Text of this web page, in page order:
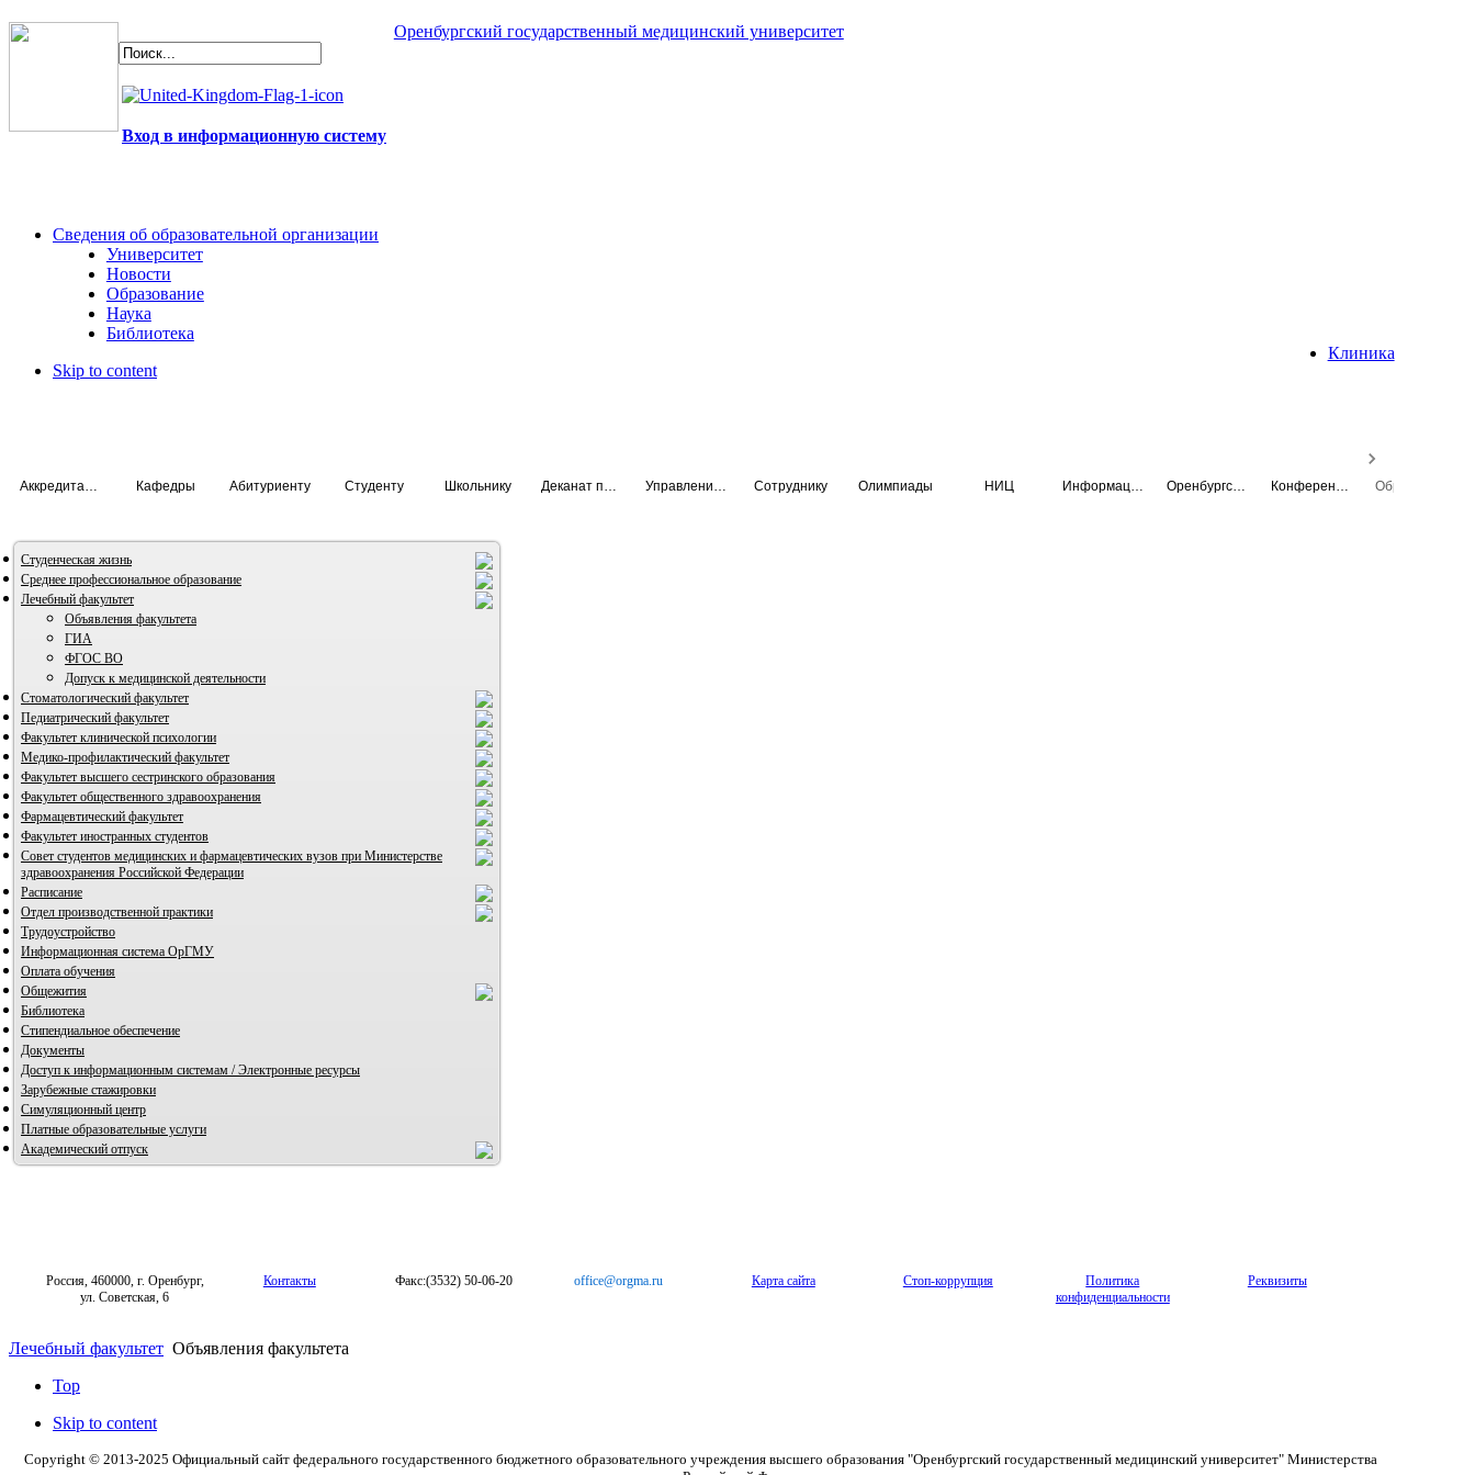
Оренбургский государственный медицинский университет
Вход в информационную систему
Сведения об образовательной организации
Университет
Новости
Образование
Наука
Библиотека
Клиника
Skip to content
Кафедры Абитуриенту Студенту Школьнику Сотруднику Олимпиады НИЦ
Студенческая жизнь
ВИА "Полигон"
Среднее профессиональное образование
Лечебный факультет
Объявления факультета
ГИА
ФГОС ВО
Допуск к медицинской деятельности
Стоматологический факультет
Педиатрический факультет
Факультет клинической психологии
Медико-профилактический факультет
Факультет высшего сестринского образования
Факультет общественного здравоохранения
Фармацевтический факультет
Факультет иностранных студентов
Совет студентов медицинских и фармацевтических вузов при Министерстве
здравоохранения Российской Федерации
Расписание
Отдел производственной практики
Трудоустройство
Информационная система ОрГМУ
Оплата обучения
Общежития
Библиотека
Стипендиальное обеспечение
Документы
Доступ к информационным системам / Электронные ресурсы
Зарубежные стажировки
Симуляционный центр
Платные образовательные услуги
Академический отпуск
Россия, 460000, г. Оренбург,
ул. Советская, 6
Контакты Факс:(3532) 50-06-20 office@orgma.ru Карта сайта Стоп-коррупция
Политика
конфиденциальности
Реквизиты
Лечебный факультет Объявления факультета
Top
Skip to content
Copyright © 2013-2025 Официальный сайт федерального государственного бюджетного образовательного учреждения высшего образования "Оренбургский государственный медицинский университет" Министерства